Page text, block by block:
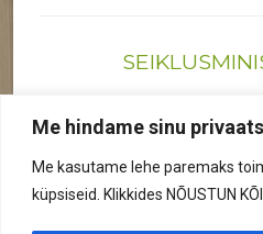
Me hindame sinu
Me kasutame lehe paremaks
küpsiseid. Klikkides NÕUSTUN
Reg nr: